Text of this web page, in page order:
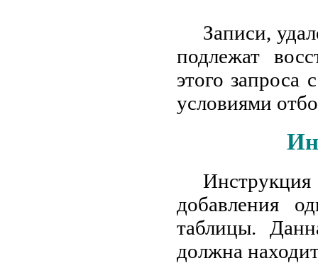
Записи,
подлежат
этого
условиями
добавления
таблицы.
должна